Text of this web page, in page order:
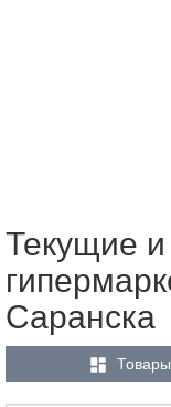
Текущие
Саранска
 Товары